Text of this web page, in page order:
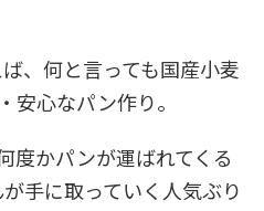
、何と言っても国産小麦
安心なパン作り。
度かパンが運ばれてくる
手に取っていく人気ぶり